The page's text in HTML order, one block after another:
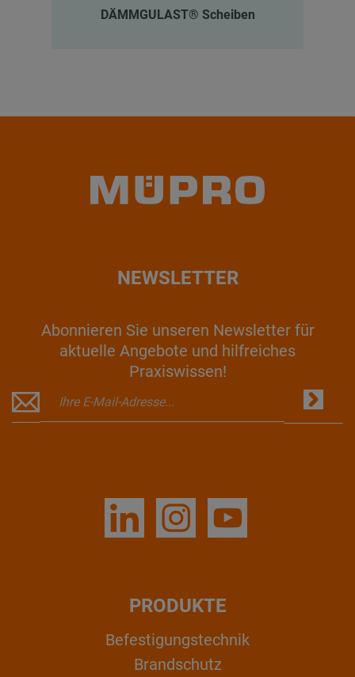
DÄMMGULAST® Scheiben
NEWSLETTER
Abonnieren Sie unseren Newsletter für
aktuelle Angebote und hilfreiches
Praxiswissen!
PRODUKTE
Befestigungstechnik
Brandschutz